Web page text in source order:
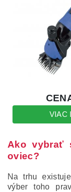
Ako vybrať
oviec?
Na trhu
výber toho